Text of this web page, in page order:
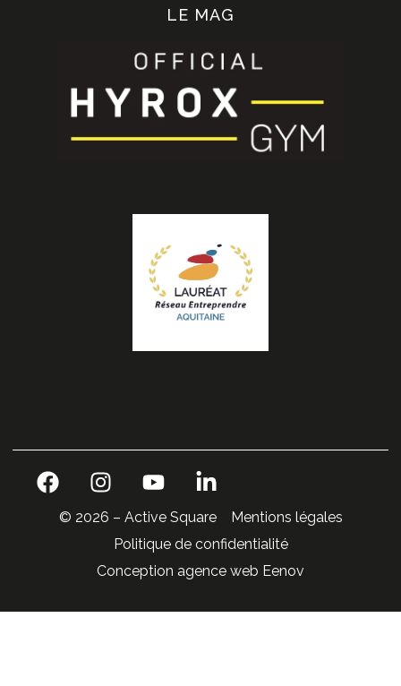
LE MAG
© 2026 – Active Square
Mentions légales
Politique de confidentialité
Conception agence web Eenov